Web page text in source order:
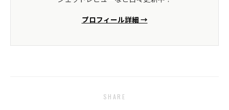
プロフィール詳細 →
SHARE